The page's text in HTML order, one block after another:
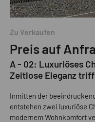
Zu Verkaufen
Preis auf
A - 02: Luxuriöses
Zeitlose Eleganz
Inmitten der
entstehen zwei luxuriöse
modernem Wohnkomfort